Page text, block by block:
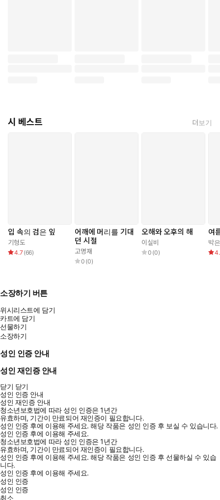
시 베스트 더보기
입 속의 검은 잎
기형도
4.7 (66)
어깨에 머리를 기대
던 시절
고명재
0 (0)
오해와 오후의 해
이실비
0 (0)
여
박
소장하기 버튼
위시리스트에 담기
카트에 담기
선물하기
소장하기
성인 인증 안내
성인 재인증 안내
닫기 닫기
성인 인증 안내
성인 재인증 안내
청소년보호법에 따라 성인 인증은 1년간
유효하며, 기간이 만료되어 재인증이 필요합니다.
성인 인증 후에 이용해 주세요.해당 작품은 성인 인증 후 보실 수 있습니다.
성인 인증 후에 이용해 주세요.
청소년보호법에 따라 성인 인증은 1년간
유효하며, 기간이 만료되어 재인증이 필요합니다.
성인 인증 후에 이용해 주세요.해당 작품은 성인 인증 후 선물하실 수 있습
니다.
성인 인증 후에 이용해 주세요.
성인 인증
성인 인증
취소